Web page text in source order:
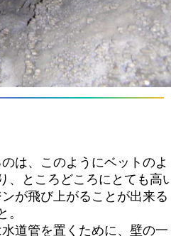
は、このようにベットのよ
、ところどころにとても高
が飛び上がることが出来る
。
道管を置くために、壁の一